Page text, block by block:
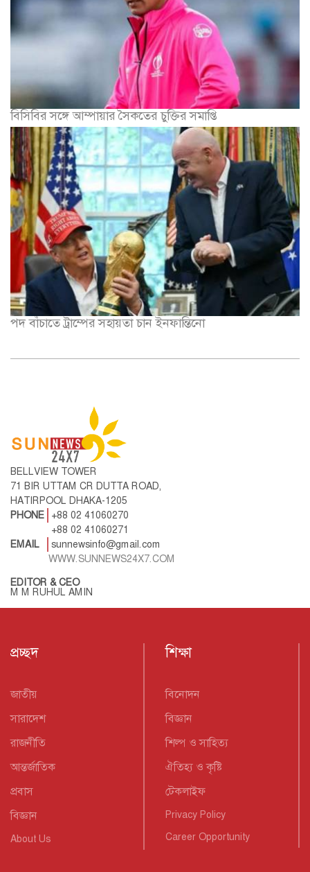
বিসিবির সঙ্গে আম্পায়ার সৈকতের চুক্তির সমাপ্তি
পদ বাঁচাতে ট্রাম্পের সহায়তা চান ইনফান্তিনো
BELLVIEW TOWER
71 BIR UTTAM CR DUTTA ROAD,
HATIRPOOL DHAKA-1205
PHONE
+88 02 41060270
+88 02 41060271
EMAIL
sunnewsinfo@gmail.com
WWW.SUNNEWS24X7.COM
EDITOR & CEO
M M RUHUL AMIN
প্রচ্ছদ
জাতীয়
সারাদেশ
রাজনীতি
আন্তর্জাতিক
প্রবাস
বিজ্ঞান
About Us
শিক্ষা
বিনোদন
বিজ্ঞান
শিল্প ও সাহিত্য
ঐতিহ্য ও কৃষ্টি
টেকলাইফ
Privacy Policy
Career Opportunity